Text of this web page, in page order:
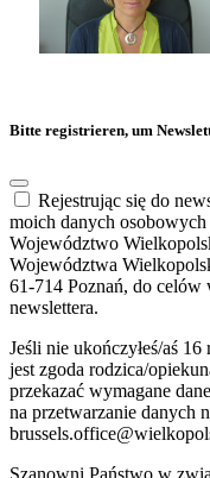
Bitte registrieren, um
Rejestrując się do
moich danych
Województwo
Województwa
61-714 Poznań, do
newslettera.
Jeśli nie ukończyłeś/aś
jest zgoda rodzica/
przekazać wymagane
na przetwarzanie danych
Szanowni Państwo w